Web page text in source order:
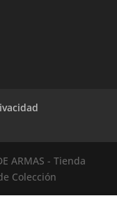
ARMAS - Tienda
Colección